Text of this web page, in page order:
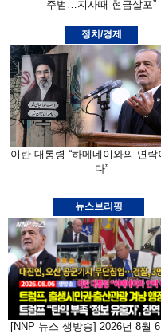
주범…지사때 현금살포”
정치/경제
이란 대통령 “하메네이와의 연락
다”
뉴스브리핑
[NNP 뉴스 생방송] 2026년 8월